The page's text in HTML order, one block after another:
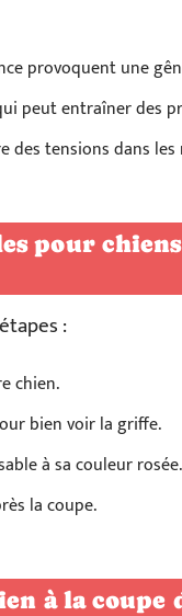
provoquent une
peut entraîner des
des tensions dans
pour
:
chien.
bien voir la griffe.
à sa couleur rosée.
la coupe.
à la coupe